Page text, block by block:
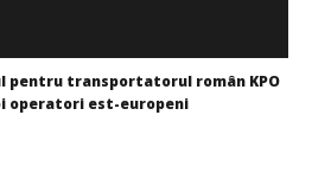
pentru transportatorul român KPO
operatori est-europeni